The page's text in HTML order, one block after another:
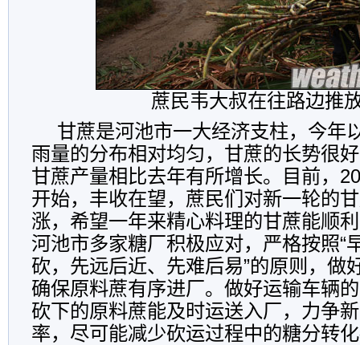
蔗民韦大叔在往路边推
甘蔗是河池市一大经济支柱，今年
雨量的分布相对均匀，甘蔗的长势很
甘蔗产量相比去年有所增长。目前，
开始，丰收在望，蔗民们对新一轮的
涨，希望一年来精心料理的甘蔗能顺
河池市多家糖厂积极应对，严格按照“
砍，先远后近、先难后易”的原则，做
确保原料蔗有序进厂。做好运输车辆
砍下的原料蔗能及时运送入厂，力争
率，尽可能减少砍运过程中的糖分转